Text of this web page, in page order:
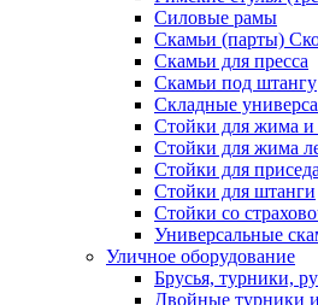
Силовые рамы
Скамьи (парты)
Скамьи для пресса
Скамьи под штангу
Складные
Стойки для жима и
Стойки для жима
Стойки для
Стойки для штанги
Стойки со
Универсальные
Уличное оборудование
Брусья, турники,
Двойные турники